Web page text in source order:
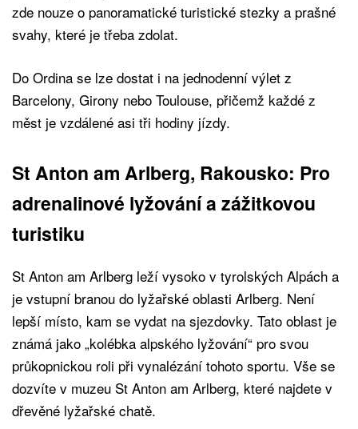
zde nouze o panoramatické turistické stezky a prašné
svahy, které je třeba zdolat.
Do Ordina se lze dostat i na jednodenní výlet z
Barcelony, Girony nebo Toulouse, přičemž každé z
měst je vzdálené asi tři hodiny jízdy.
St Anton am Arlberg, Rakousko: Pro
adrenalinové lyžování a zážitkovou
turistiku
St Anton am Arlberg leží vysoko v tyrolských Alpách a
je vstupní branou do lyžařské oblasti Arlberg. Není
lepší místo, kam se vydat na sjezdovky. Tato oblast je
známá jako „kolébka alpského lyžování“ pro svou
průkopnickou roli při vynalézání tohoto sportu. Vše se
dozvíte v muzeu St Anton am Arlberg, které najdete v
dřevěné lyžařské chatě.